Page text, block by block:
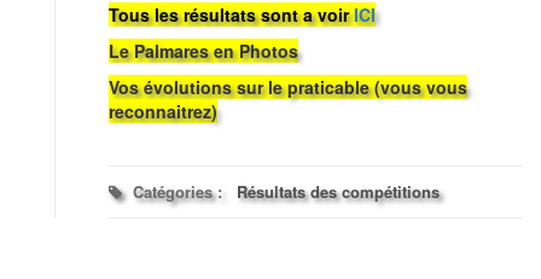
Tous les résultats sont a voirICI
Le Palmares en Photos
Vos évolutions sur le praticable (vous vous
reconnaitrez)
Catégories : Résultats des compétitions